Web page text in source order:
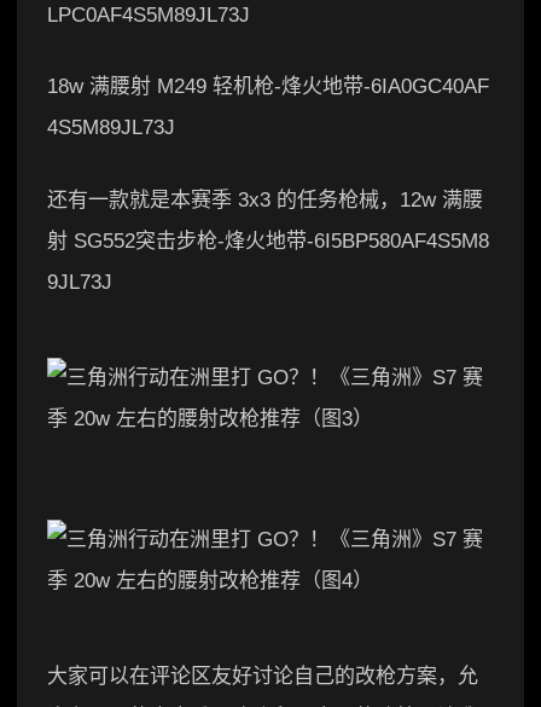
LPC0AF4S5M89JL73J
18w 满腰射 M249 轻机枪-烽火地带-6IA0GC40AF
4S5M89JL73J
还有一款就是本赛季 3x3 的任务枪械，12w 满腰
射 SG552突击步枪-烽火地带-6I5BP580AF4S5M8
9JL73J
大家可以在评论区友好讨论自己的改枪方案，允